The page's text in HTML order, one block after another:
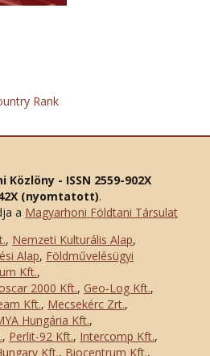
Közlöny - ISSN 2559-902X
(nyomtatott).
a Magyarhoni Földtani Társulat
, Nemzeti Kulturális Alap,
Alap, Földművelésügyi
Kft.,
2000 Kft., Geo-Log Kft.,
Kft., Mecsekérc Zrt.,
Hungária Kft.,
., Perlit-92 Kft., Intercomp Kft.,
Kft., Biocentrum Kft.,